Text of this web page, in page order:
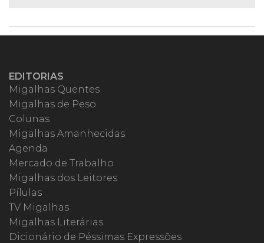
EDITORIAS
Migalhas Quentes
Migalhas de Peso
Colunas
Migalhas Amanhecidas
Agenda
Mercado de Trabalho
Migalhas dos Leitores
Pílulas
TV Migalhas
Migalhas Literárias
Dicionário de Péssimas Expressões